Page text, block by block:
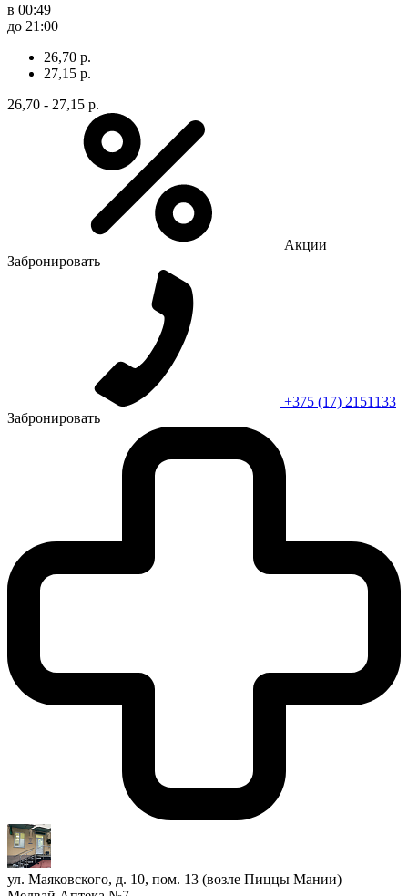
в 00:49
до 21:00
26,70 р.
27,15 р.
26,70 - 27,15 р.
Акции
Забронировать
+375 (17) 2151133
Забронировать
ул. Маяковского, д. 10, пом. 13 (возле Пиццы Мании)